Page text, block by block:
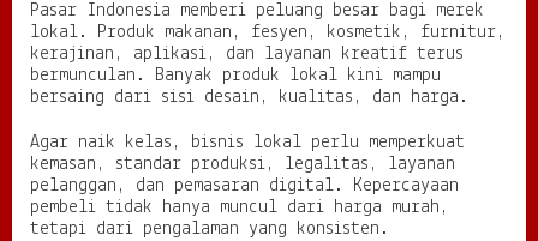
Pasar Indonesia memberi peluang besar bagi merek
lokal. Produk makanan, fesyen, kosmetik, furnitur,
kerajinan, aplikasi, dan layanan kreatif terus
bermunculan. Banyak produk lokal kini mampu
bersaing dari sisi desain, kualitas, dan harga.
Agar naik kelas, bisnis lokal perlu memperkuat
kemasan, standar produksi, legalitas, layanan
pelanggan, dan pemasaran digital. Kepercayaan
pembeli tidak hanya muncul dari harga murah,
tetapi dari pengalaman yang konsisten.